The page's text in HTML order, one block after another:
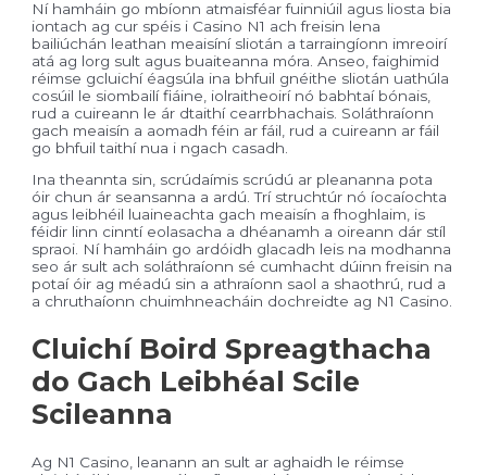
Ní hamháin go mbíonn atmaisféar fuinniúil agus liosta bia
iontach ag cur spéis i Casino N1 ach freisin lena
bailiúchán leathan meaisíní sliotán a tarraingíonn imreoirí
atá ag lorg sult agus buaiteanna móra. Anseo, faighimid
réimse gcluichí éagsúla ina bhfuil gnéithe sliotán uathúla
cosúil le siombailí fiáine, iolraitheoirí nó babhtaí bónais,
rud a cuireann le ár dtaithí cearrbhachais. Soláthraíonn
gach meaisín a aomadh féin ar fáil, rud a cuireann ar fáil
go bhfuil taithí nua i ngach casadh.
Ina theannta sin, scrúdaímis scrúdú ar pleananna pota
óir chun ár seansanna a ardú. Trí struchtúr nó íocaíochta
agus leibhéil luaineachta gach meaisín a fhoghlaim, is
féidir linn cinntí eolasacha a dhéanamh a oireann dár stíl
spraoi. Ní hamháin go ardóidh glacadh leis na modhanna
seo ár sult ach soláthraíonn sé cumhacht dúinn freisin na
potaí óir ag méadú sin a athraíonn saol a shaothrú, rud a
a chruthaíonn chuimhneacháin dochreidte ag N1 Casino.
Cluichí Boird Spreagthacha
do Gach Leibhéal Scile
Scileanna
Ag N1 Casino, leanann an sult ar aghaidh le réimse